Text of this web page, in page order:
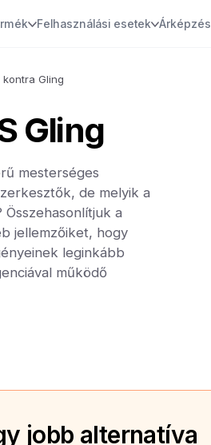
Felhasználási esetek Árképzés
kontra Gling
Gling
mesterséges
de melyik a
Összehasonlítjuk a
jellemzőiket, hogy
leginkább
működő
jobb alternatíva